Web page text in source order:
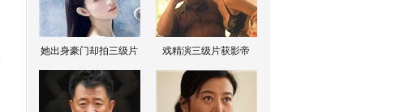
她出身豪门却拍三级片 戏精演三级片获影帝